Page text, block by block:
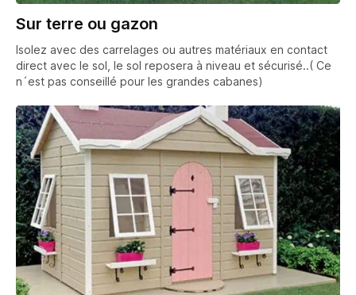
Sur terre ou gazon
Isolez avec des carrelages ou autres matériaux en contact
direct avec le sol, le sol reposera à niveau et sécurisé..( Ce
n´est pas conseillé pour les grandes cabanes)